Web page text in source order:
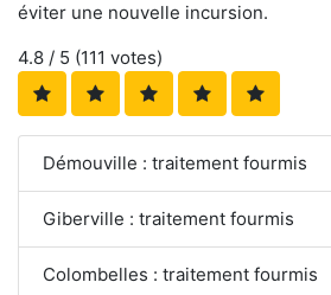
éviter une nouvelle incursion.
4.8 / 5 (111 votes)
Démouville : traitement fourmis
Giberville : traitement fourmis
Colombelles : traitement fourmis